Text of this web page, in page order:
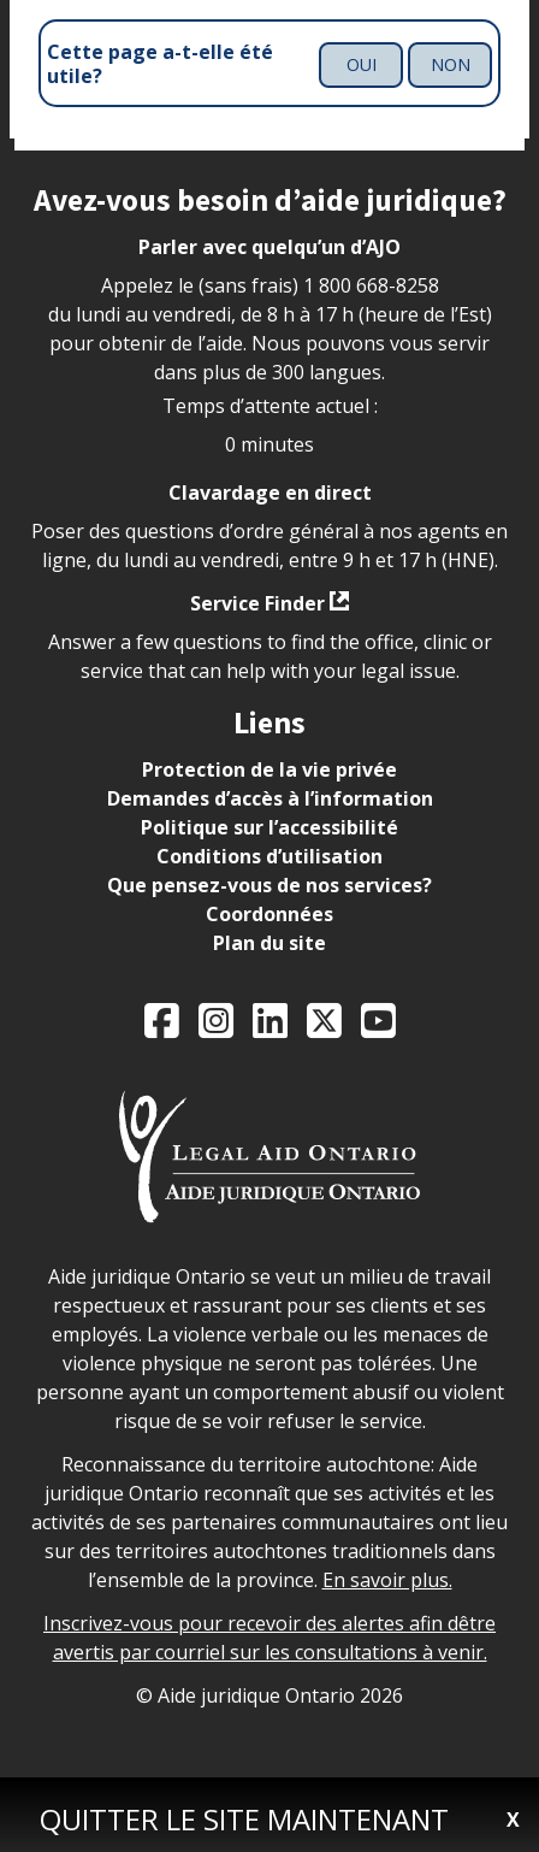
QUITTER LE SITE MAINTENANT X
Cette page a-t-elle été
utile?
OUI NON
Site footer
Avez-vous besoin d’aide juridique?
Parler avec quelqu’un d’AJO
Appelez le (sans frais) 1 800 668-8258
du lundi au vendredi, de 8 h à 17 h (heure de l’Est)
pour obtenir de l’aide. Nous pouvons vous servir
dans plus de 300 langues.
Temps d’attente actuel :
0 minutes
Clavardage en direct
Poser des questions d’ordre général à nos agents en
ligne, du lundi au vendredi, entre 9 h et 17 h (HNE).
Service Finder
Answer a few questions to find the office, clinic or
service that can help with your legal issue.
Liens
Protection de la vie privée
Demandes d’accès à l’information
Politique sur l’accessibilité
Conditions d’utilisation
Que pensez-vous de nos services?
Coordonnées
Plan du site
Legal Aid Ontario
FacebookInstagram
LinkedIn
X YouTube
Déclaration sur la sécurité dans les locaux d'AJO.
Aide juridique Ontario se veut un milieu de travail
respectueux et rassurant pour ses clients et ses
employés. La violence verbale ou les menaces de
violence physique ne seront pas tolérées. Une
personne ayant un comportement abusif ou violent
risque de se voir refuser le service.
Legal Aid Ontario land acknowledgement
Reconnaissance du territoire autochtone: Aide
juridique Ontario reconnaît que ses activités et les
activités de ses partenaires communautaires ont lieu
sur des territoires autochtones traditionnels dans
l’ensemble de la province. En savoir plus.
Inscrivez-vous pour recevoir des alertes afin dêtre
avertis par courriel sur les consultations à venir.
Legal Aid Ontario copyright information
© Aide juridique Ontario 2026